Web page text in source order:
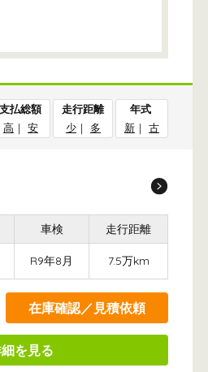
支払総額
高 ｜ 安
走行距離
少 ｜ 多
年式
新 ｜ 古
車検 走行距離
R9年8月 7.5万km
在庫確認／見積依頼
を見る